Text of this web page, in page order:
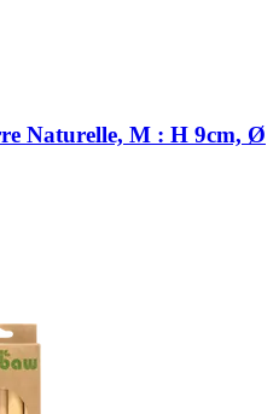
Naturelle, M : H 9cm, Ø